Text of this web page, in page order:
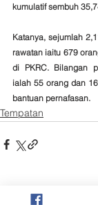
kumulatif sembuh
Katanya, sejumlah
rawatan iaitu 679
di PKRC. Bilangan
ialah 55 orang dan
bantuan pernafasan.
Tempatan
Related Posts